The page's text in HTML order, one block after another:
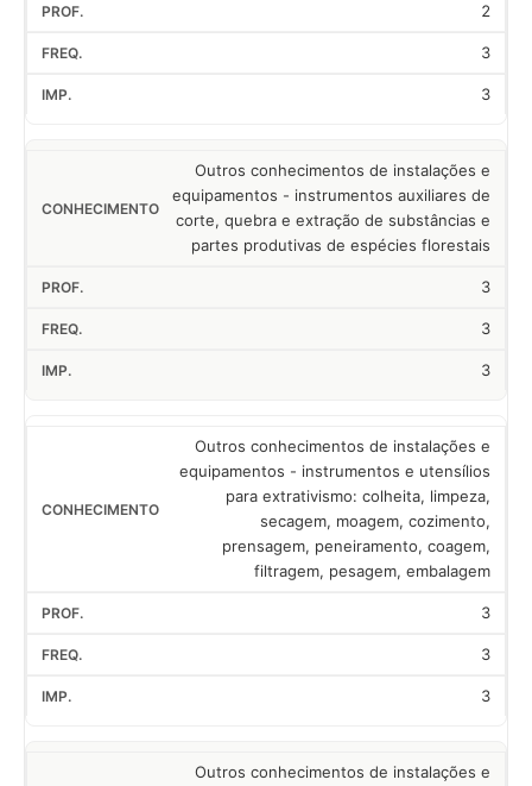
2
3
3
Outros conhecimentos de instalações e
equipamentos - instrumentos auxiliares de
corte, quebra e extração de substâncias e
partes produtivas de espécies florestais
3
3
3
Outros conhecimentos de instalações e
equipamentos - instrumentos e utensílios
para extrativismo: colheita, limpeza,
secagem, moagem, cozimento,
prensagem, peneiramento, coagem,
filtragem, pesagem, embalagem
3
3
3
Outros conhecimentos de instalações e